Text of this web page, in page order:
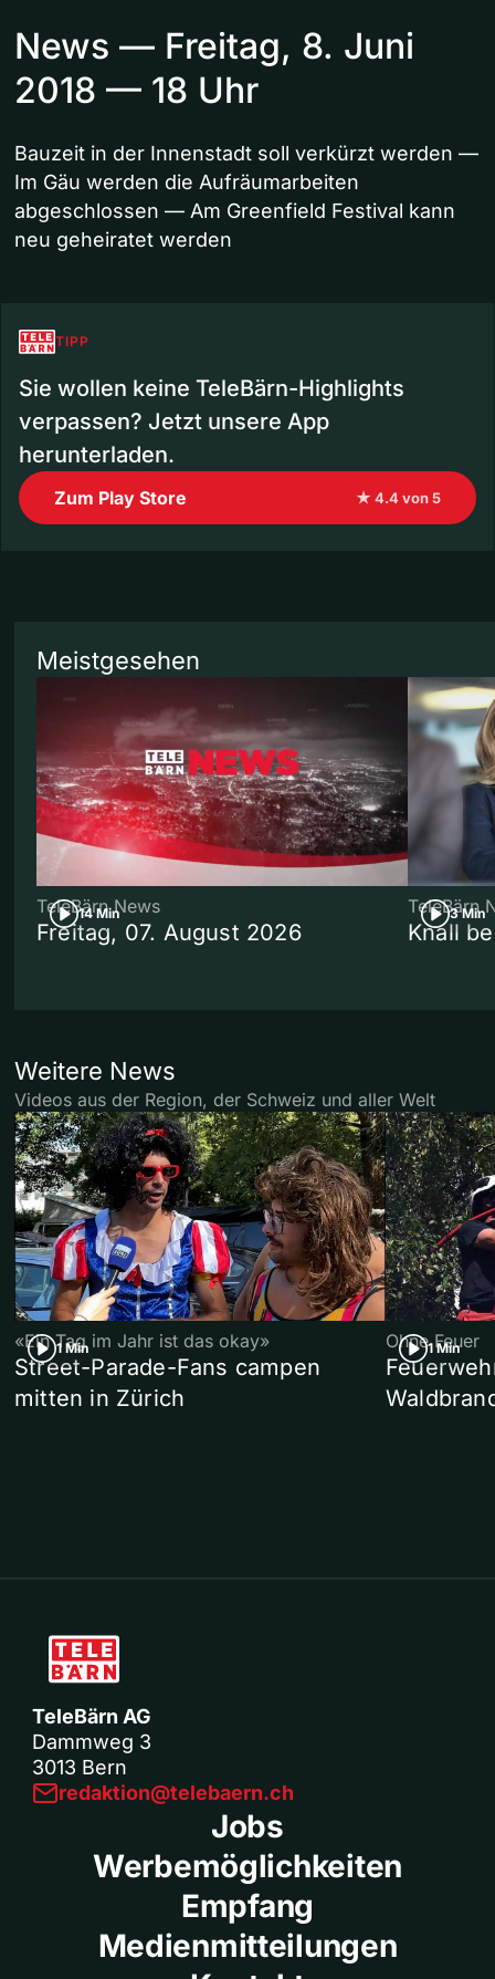
News — Freitag, 8. Juni
2018 — 18 Uhr
Bauzeit in der Innenstadt soll verkürzt werden —
Im Gäu werden die Aufräumarbeiten
abgeschlossen — Am Greenfield Festival kann
neu geheiratet werden
TIPP
Sie wollen keine TeleBärn-Highlights
verpassen? Jetzt unsere App
herunterladen.
Zum Play Store ★ 4.4 von 5
Meistgesehen
14 Min
TeleBärn News
Freitag, 07. August 2026
3 Min
TeleBärn
Knall
Weitere News
Videos aus der Region, der Schweiz und aller Welt
1 Min
«Ein Tag im Jahr ist das okay»
Street-Parade-Fans campen
mitten in Zürich
1 Min
Ohne Feuer
TeleBärn AG
Dammweg 3
3013 Bern
redaktion@telebaern.ch
Jobs
Werbemöglichkeiten
Empfang
Medienmitteilungen